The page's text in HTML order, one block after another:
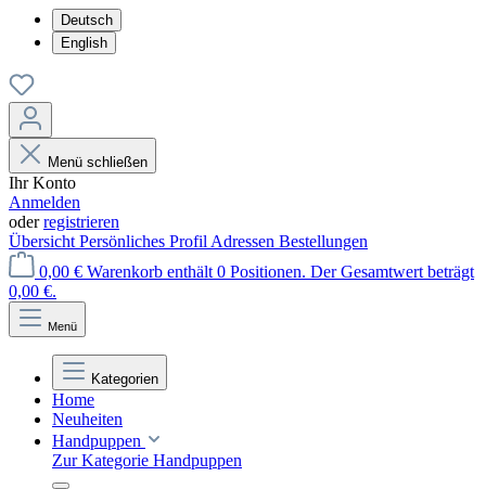
Deutsch
English
Menü schließen
Ihr Konto
Anmelden
oderregistrieren
Übersicht Persönliches Profil Adressen Bestellungen
0,00 € Warenkorb enthält 0 Positionen. Der Gesamtwert beträgt
0,00 €.
Menü
Kategorien
Home
Neuheiten
Handpuppen
Zur Kategorie Handpuppen